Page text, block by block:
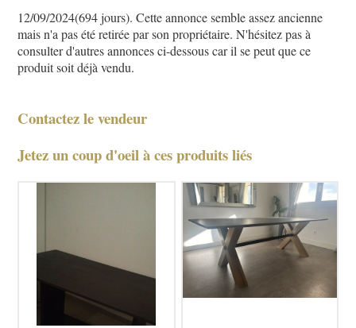
12/09/2024(694 jours). Cette annonce semble assez ancienne
mais n'a pas été retirée par son propriétaire. N'hésitez pas à
consulter d'autres annonces ci-dessous car il se peut que ce
produit soit déjà vendu.
Contactez le vendeur
Jetez un coup d'oeil à ces produits liés